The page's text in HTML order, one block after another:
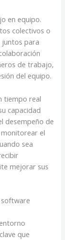
en equipo.
colectivos o
juntos para
de trabajo,
del equipo.
tiempo real
capacidad
desempeño de
el
sea
mejorar sus
software
que